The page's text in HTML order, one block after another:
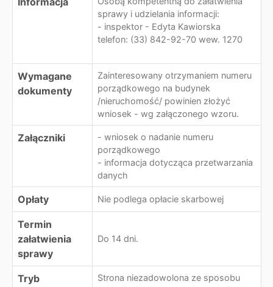
sprawy i udzielania informacji:
- inspektor - Edyta Kawiorska
telefon: (33) 842-92-70 wew. 1270
Wymagane
dokumenty
Zainteresowany otrzymaniem numeru
porządkowego na budynek
/nieruchomość/ powinien złożyć
wniosek - wg załączonego wzoru.
Załączniki
- wniosek o nadanie numeru
porządkowego
- informacja dotycząca przetwarzania
danych
Opłaty Nie podlega opłacie skarbowej
Termin
załatwienia
sprawy
Do 14 dni.
Tryb
Strona niezadowolona ze sposobu